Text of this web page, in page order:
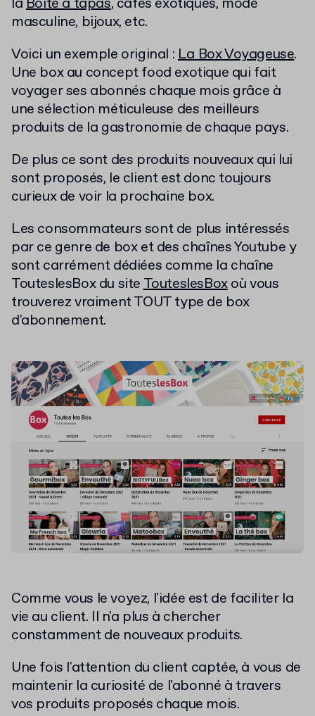
laBoîte à tapas, cafés exotiques, mode
masculine, bijoux, etc.
Voici un exemple original :La Box Voyageuse.
Une box au concept food exotique qui fait
voyager ses abonnés chaque mois grâce à
unesélection méticuleuse des meilleurs
produits de la gastronomie de chaque pays.
De plus ce sont des produits nouveaux qui lui
sont proposés, le client est donc toujours
curieux de voir la prochaine box.
Les consommateurs sont de plus intéressés
par ce genre de box et des chaînes Youtube y
sont carrément dédiées comme la chaîne
TouteslesBox du siteTouteslesBoxoù vous
trouverez vraiment TOUT type de box
d'abonnement.
Comme vous le voyez, l'idée est de faciliter la
vie au client. Il n'a plus à chercher
constamment de nouveaux produits.
Une fois l'attention du client captée, à vous de
maintenir la curiosité de l'abonné à travers
vos produits proposés chaque mois.